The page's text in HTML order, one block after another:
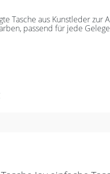
Tasche aus Kunstleder
passend für jede